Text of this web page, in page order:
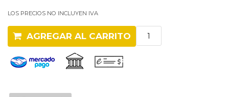
LOS PRECIOS NO INCLUYEN IVA
AGREGAR AL CARRITO